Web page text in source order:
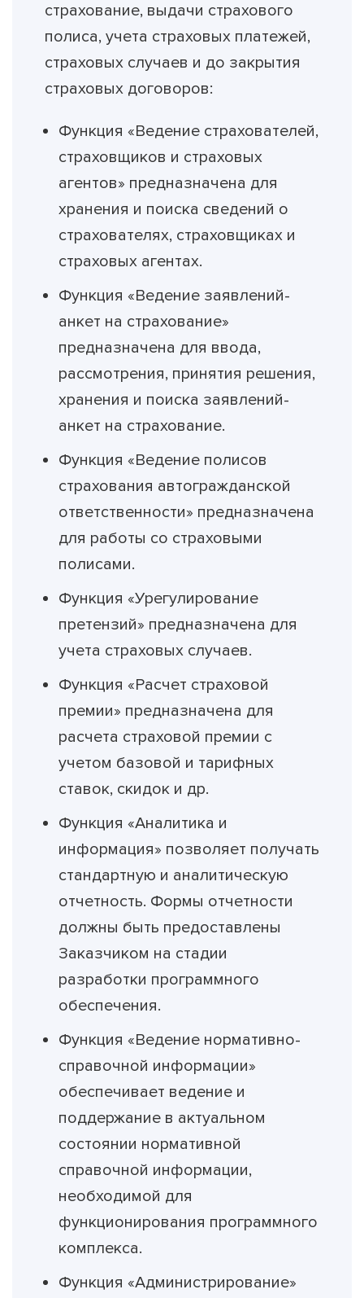
страхование, выдачи страхового
полиса, учета страховых платежей,
страховых случаев и до закрытия
страховых договоров:
Функция «Ведение страхователей,
страховщиков и страховых
агентов» предназначена для
хранения и поиска сведений о
страхователях, страховщиках и
страховых агентах.
Функция «Ведение заявлений-
анкет на страхование»
предназначена для ввода,
рассмотрения, принятия решения,
хранения и поиска заявлений-
анкет на страхование.
Функция «Ведение полисов
страхования автогражданской
ответственности» предназначена
для работы со страховыми
полисами.
Функция «Урегулирование
претензий» предназначена для
учета страховых случаев.
Функция «Расчет страховой
премии» предназначена для
расчета страховой премии с
учетом базовой и тарифных
ставок, скидок и др.
Функция «Аналитика и
информация» позволяет получать
стандартную и аналитическую
отчетность. Формы отчетности
должны быть предоставлены
Заказчиком на стадии
разработки программного
обеспечения.
Функция «Ведение нормативно-
справочной информации»
обеспечивает ведение и
поддержание в актуальном
состоянии нормативной
справочной информации,
необходимой для
функционирования программного
комплекса.
Функция «Администрирование»